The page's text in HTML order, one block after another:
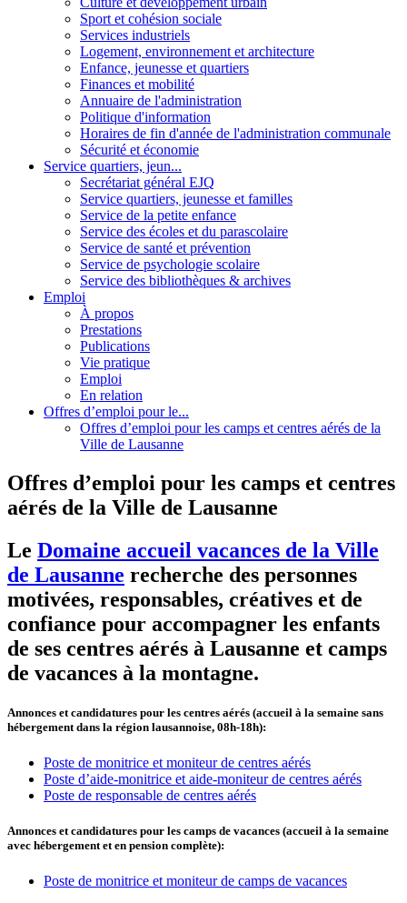
Sport et cohésion sociale
Services industriels
Logement, environnement et architecture
Enfance, jeunesse et quartiers
Finances et mobilité
Annuaire de l'administration
Politique d'information
Horaires de fin d'année de l'administration communale
Sécurité et économie
Service quartiers, jeun...
Secrétariat général EJQ
Service quartiers, jeunesse et familles
Service de la petite enfance
Service des écoles et du parascolaire
Service de santé et prévention
Service de psychologie scolaire
Service des bibliothèques & archives
Emploi
À propos
Prestations
Publications
Vie pratique
Emploi
En relation
Offres d’emploi pour le...
Offres d’emploi pour les camps et centres aérés de la
Ville de Lausanne
Offres d’emploi pour les camps et centres
aérés de la Ville de Lausanne
Le Domaine accueil vacances de la Ville
de Lausanne recherche des personnes
motivées, responsables, créatives et de
confiance pour accompagner les enfants
de ses centres aérés à Lausanne et camps
de vacances à la montagne.
Annonces et candidatures pour les centres aérés (accueil à la semaine sans
hébergement dans la région lausannoise, 08h-18h):
Poste de monitrice et moniteur de centres aérés
Poste d’aide-monitrice et aide-moniteur de centres aérés
Poste de responsable de centres aérés
Annonces et candidatures pour les camps de vacances (accueil à la semaine
avec hébergement et en pension complète):
Poste de monitrice et moniteur de camps de vacances